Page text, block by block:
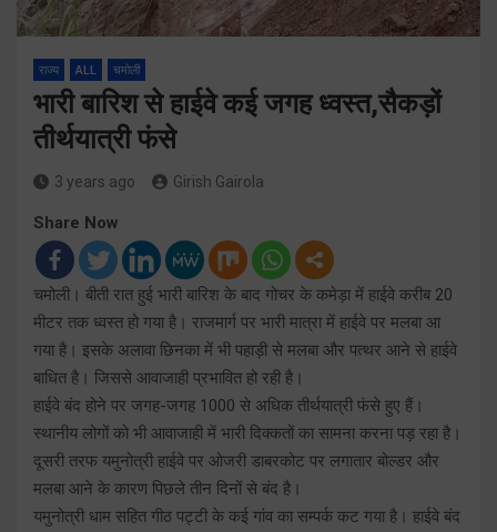
राज्य ALL चमोली
भारी बारिश से हाईवे कई जगह ध्वस्त,सैकड़ों
तीर्थयात्री फंसे
3 years ago Girish Gairola
Share Now
चमोली। बीती रात हुई भारी बारिश के बाद गोचर के कमेड़ा में हाईवे करीब 20
मीटर तक ध्वस्त हो गया है। राजमार्ग पर भारी मात्रा में हाईवे पर मलबा आ
गया है। इसके अलावा छिनका में भी पहाड़ी से मलबा और पत्थर आने से हाईवे
बाधित है। जिससे आवाजाही प्रभावित हो रही है।
हाईवे बंद होने पर जगह-जगह 1000 से अधिक तीर्थयात्री फंसे हुए हैं।
स्थानीय लोगों को भी आवाजाही में भारी दिक्कतों का सामना करना पड़ रहा है।
दूसरी तरफ यमुनोत्री हाईवे पर ओजरी डाबरकोट पर लगातार बोल्डर और
मलबा आने के कारण पिछले तीन दिनों से बंद है।
यमुनोत्री धाम सहित गीठ पट्टी के कई गांव का सम्पर्क कट गया है। हाईवे बंद